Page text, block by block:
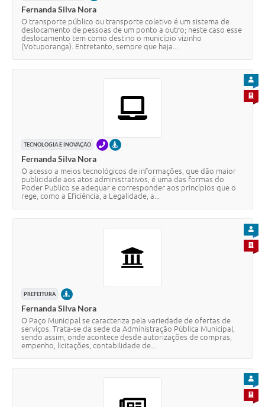
Fernanda Silva Nora
O transporte público ou transporte coletivo é um sistema de
deslocamento de pessoas de um ponto a outro; neste caso esse
deslocamento tem como destino o município vizinho
(Votuporanga). Entretanto, sempre que haja...
TECNOLOGIA E INOVAÇÃO TELEFONEPRESENCIAL
Fernanda Silva Nora
O acesso a meios tecnológicos de informações, que dão maior
publicidade aos atos administrativos, é uma das formas do
Poder Publico se adequar e corresponder aos princípios que o
rege, como a Eficiência, a Legalidade, a...
PARA
PREFEITURA PRESENCIAL
Fernanda Silva Nora
O Paço Municipal se caracteriza pela variedade de ofertas de
serviços. Trata-se da sede da Administração Pública Municipal,
sendo assim, onde acontece desde autorizações de compras,
empenho, licitações, contabilidade de...
PARA
PARA